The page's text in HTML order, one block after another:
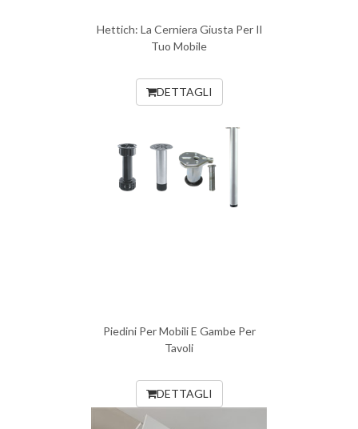
Hettich: La Cerniera Giusta Per Il
Tuo Mobile
DETTAGLI
Piedini Per Mobili E Gambe Per
Tavoli
DETTAGLI